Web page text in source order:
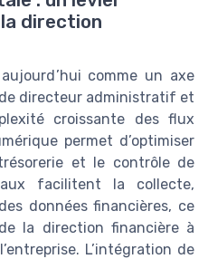
direction
comme un axe
directeur administratif et
croissante des flux
permet d’optimiser
et le contrôle de
facilitent la collecte,
données financières, ce
la direction financière à
L’intégration de